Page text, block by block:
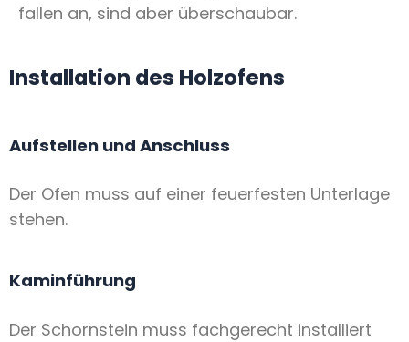
fallen an, sind aber überschaubar.
Installation des Holzofens
Aufstellen und Anschluss
Der Ofen muss auf einer feuerfesten Unterlage
stehen.
Kaminführung
Der Schornstein muss fachgerecht installiert